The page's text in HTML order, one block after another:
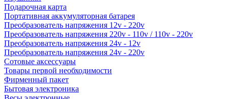
Подарочная карта
Портативная аккумуляторная батарея
Преобразователь напряжения 12v - 220v
Преобразователь напряжения 220v - 110v / 110v - 220v
Преобразователь напряжения 24v - 12v
Преобразователь напряжения 24v - 220v
Сотовые аксессуары
Товары первой необходимости
Фирменный пакет
Бытовая электроника